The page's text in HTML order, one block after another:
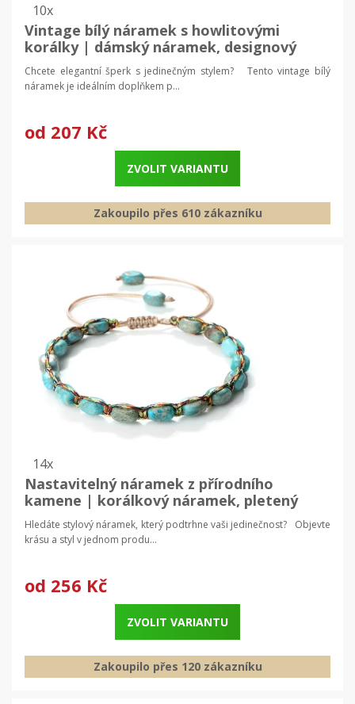
10x
Vintage bílý náramek s howlitovými
korálky | dámský náramek, designový
šperk
Chcete elegantní šperk s jedinečným stylem? Tento vintage bílý
náramek je ideálním doplňkem p...
od 207 Kč
ZVOLIT VARIANTU
Zakoupilo přes 610 zákazníku
14x
Nastavitelný náramek z přírodního
kamene | korálkový náramek, pletený
náramek
Hledáte stylový náramek, který podtrhne vaši jedinečnost? Objevte
krásu a styl v jednom produ...
od 256 Kč
ZVOLIT VARIANTU
Zakoupilo přes 120 zákazníku